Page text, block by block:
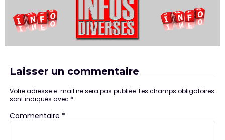
Laisser un commentaire
Votre adresse e-mail ne sera pas publiée. Les champs obligatoires
sont indiqués avec *
Commentaire *